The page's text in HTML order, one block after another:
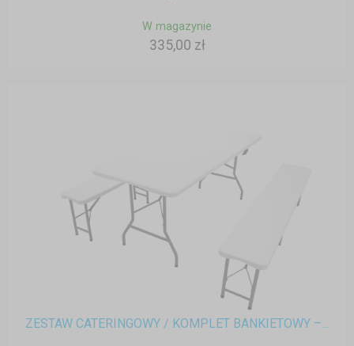
W magazynie
335,00 zł
ZESTAW CATERINGOWY / KOMPLET BANKIETOWY –...